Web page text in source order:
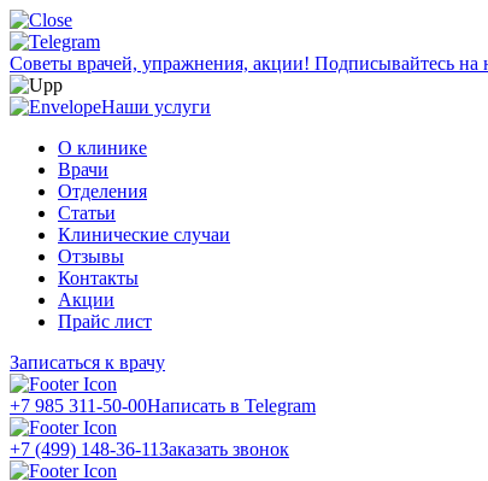
Советы врачей, упражнения, акции! Подписывайтесь на
Наши услуги
О клинике
Врачи
Отделения
Статьи
Клинические случаи
Отзывы
Контакты
Акции
Прайс лист
Записаться к врачу
+7 985 311-50-00Написать в Telegram
+7 (499) 148-36-11Заказать звонок